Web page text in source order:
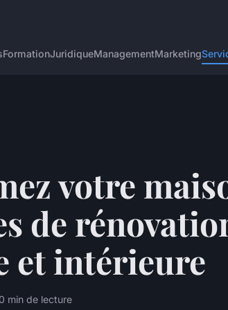
FormationJuridiqueManagementMarketing
votre
de
et intérieure
min de lecture